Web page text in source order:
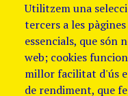
Utilitzem una
tercers a les
essencials, que són
web; cookies
millor facilitat d'ús
de rendiment, que